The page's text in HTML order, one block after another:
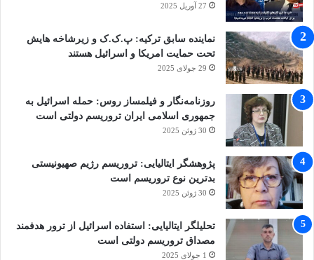
27 آوریل 2025
نماینده سابق ترکیه: پ.ک.ک و زیرشاخه هایش
تحت حمایت امریکا و اسرائیل هستند
29 جولای 2025
روزنامه‌نگار و فیلمساز روس: حمله اسرائیل به
جمهوری اسلامی ایران تروریسم دولتی است
30 ژوئن 2025
پژوهشگر ایتالیایی: تروریسم رژیم صهیونیستی
بدترین نوع تروریسم است
30 ژوئن 2025
تحلیلگر ایتالیایی: استفاده اسرائیل از ترور هدفمند
مصداق تروریسم دولتی است
1 جولای 2025